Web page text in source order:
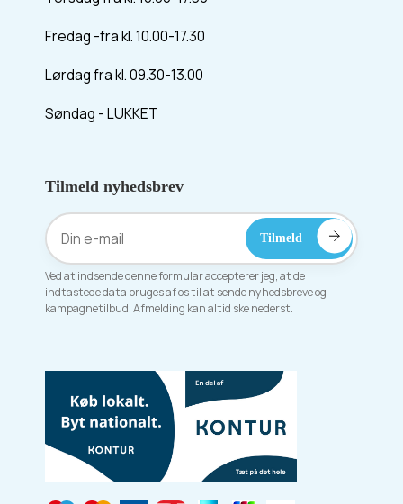
Fredag -fra kl. 10.00-17.30
Lørdag fra kl. 09.30-13.00
Søndag - LUKKET
Tilmeld nyhedsbrev
Ved at indsende denne formular accepterer jeg, at de
indtastede data bruges af os til at sende nyhedsbreve og
kampagnetilbud. Afmelding kan altid ske nederst.